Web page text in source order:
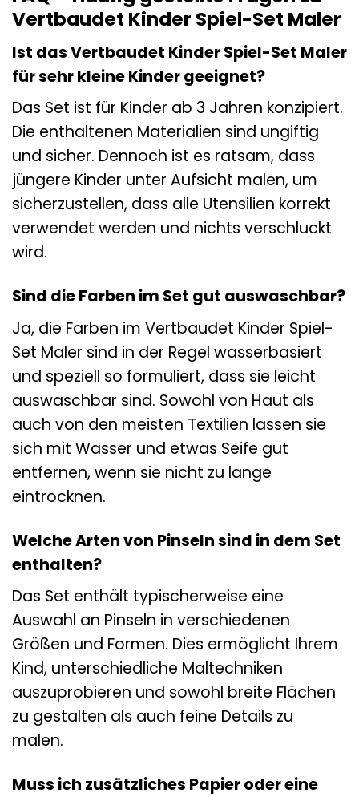
Vertbaudet Kinder Spiel-Set Maler
Ist das Vertbaudet Kinder Spiel-Set Maler
für sehr kleine Kinder geeignet?
Das Set ist für Kinder ab 3 Jahren konzipiert.
Die enthaltenen Materialien sind ungiftig
und sicher. Dennoch ist es ratsam, dass
jüngere Kinder unter Aufsicht malen, um
sicherzustellen, dass alle Utensilien korrekt
verwendet werden und nichts verschluckt
wird.
Sind die Farben im Set gut auswaschbar?
Ja, die Farben im Vertbaudet Kinder Spiel-
Set Maler sind in der Regel wasserbasiert
und speziell so formuliert, dass sie leicht
auswaschbar sind. Sowohl von Haut als
auch von den meisten Textilien lassen sie
sich mit Wasser und etwas Seife gut
entfernen, wenn sie nicht zu lange
eintrocknen.
Welche Arten von Pinseln sind in dem Set
enthalten?
Das Set enthält typischerweise eine
Auswahl an Pinseln in verschiedenen
Größen und Formen. Dies ermöglicht Ihrem
Kind, unterschiedliche Maltechniken
auszuprobieren und sowohl breite Flächen
zu gestalten als auch feine Details zu
malen.
Muss ich zusätzliches Papier oder eine